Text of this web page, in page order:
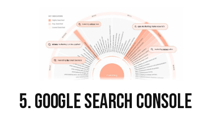
5. Google Search Console